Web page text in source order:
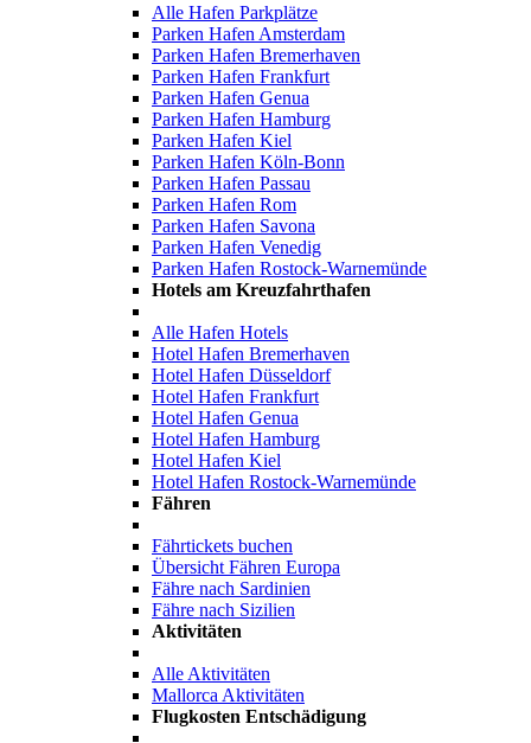
Alle Hafen Parkplätze
Parken Hafen Amsterdam
Parken Hafen Bremerhaven
Parken Hafen Frankfurt
Parken Hafen Genua
Parken Hafen Hamburg
Parken Hafen Kiel
Parken Hafen Köln-Bonn
Parken Hafen Passau
Parken Hafen Rom
Parken Hafen Savona
Parken Hafen Venedig
Parken Hafen Rostock-Warnemünde
Hotels am Kreuzfahrthafen
Alle Hafen Hotels
Hotel Hafen Bremerhaven
Hotel Hafen Düsseldorf
Hotel Hafen Frankfurt
Hotel Hafen Genua
Hotel Hafen Hamburg
Hotel Hafen Kiel
Hotel Hafen Rostock-Warnemünde
Fähren
Fährtickets buchen
Übersicht Fähren Europa
Fähre nach Sardinien
Fähre nach Sizilien
Aktivitäten
Alle Aktivitäten
Mallorca Aktivitäten
Flugkosten Entschädigung